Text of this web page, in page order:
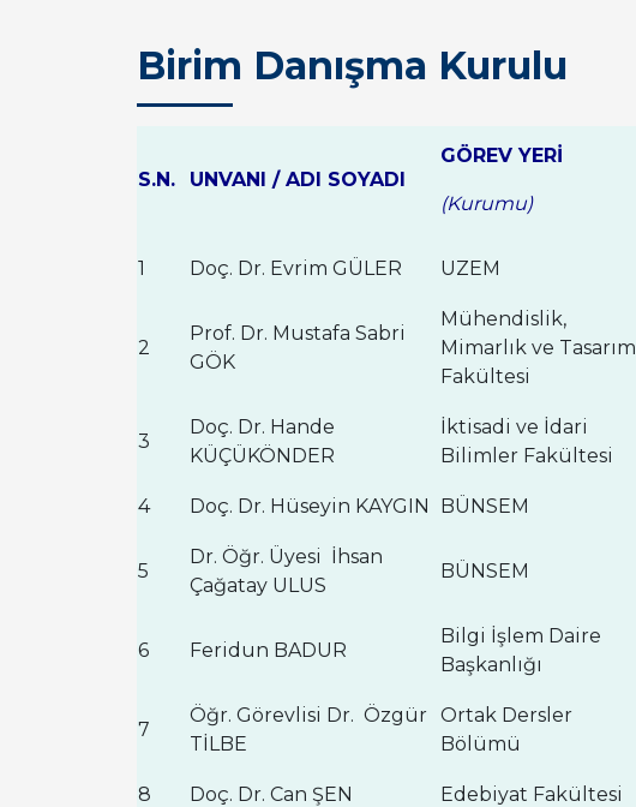
Birim Danışma Kurulu
S.N. UNVANI / ADI SOYADI
GÖREV YERİ
(Kurumu)
1 Doç. Dr. Evrim GÜLER UZEM
2
Prof. Dr. Mustafa Sabri
GÖK
Mühendislik,
Mimarlık ve Tasarım
Fakültesi
3
Doç. Dr. Hande
KÜÇÜKÖNDER
İktisadi ve İdari
Bilimler Fakültesi
4 Doç. Dr. Hüseyin KAYGIN BÜNSEM
5
Dr. Öğr. Üyesi İhsan
Çağatay ULUS
BÜNSEM
6 Feridun BADUR
Bilgi İşlem Daire
Başkanlığı
7
Öğr. Görevlisi Dr. Özgür
TİLBE
Ortak Dersler
Bölümü
8 Doç. Dr. Can ŞEN Edebiyat Fakültesi